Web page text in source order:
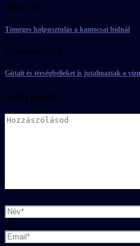
előző cikk
Tömeges halpusztulás a kamocsai hídnál
következő cikk
Gútait és térségbelieket is jutalmaztak a
Szólj hozzá